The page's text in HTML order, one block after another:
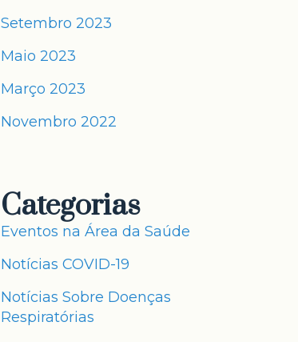
Setembro 2023
Maio 2023
Março 2023
Novembro 2022
Categorias
Eventos na Área da Saúde
Notícias COVID-19
Notícias Sobre Doenças
Respiratórias